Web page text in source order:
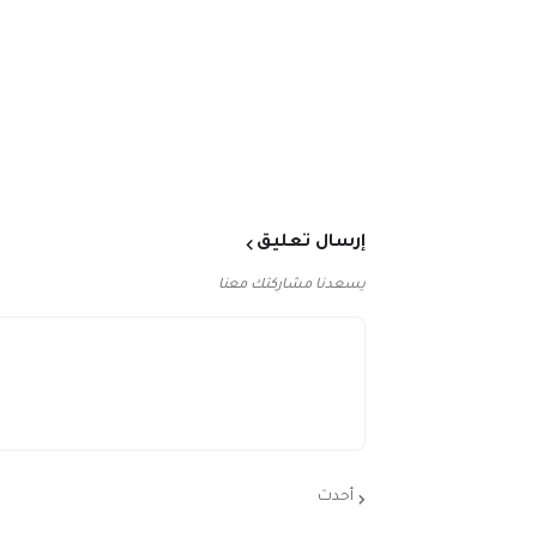
إرسال تعليق
يسعدنا مشاركتك معنا
أحدث